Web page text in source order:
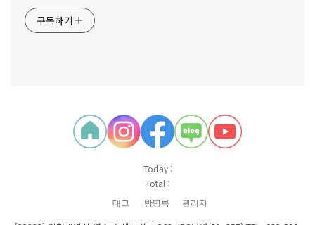
구독하기
Today :
Total :
태그 방명록 관리자